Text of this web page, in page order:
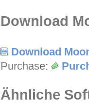
Download
Download
Purchase:
Ähnliche